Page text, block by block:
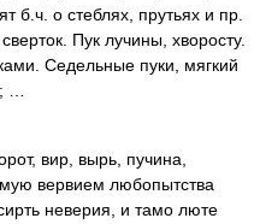
б.ч. о стеблях, прутьях и пр.
Пук лучины, хворосту.
Седельные пуки, мягкий
…
вир, вырь, пучина,
вервием любопытства
неверия, и тамо люте